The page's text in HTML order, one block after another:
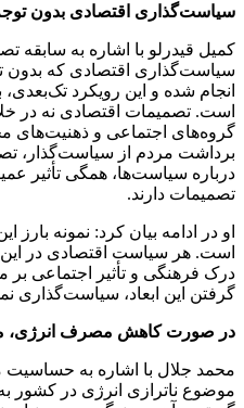
سیاست‌گذاری اقتصادی بدون توجه
کمیل قیدرلو با اشاره به
سیاست‌گذاری اقتصادی که بدون
انجام شده و این رویکرد تک‌بعدی،
است. تصمیمات اقتصادی نه در
گروه‌های اجتماعی و ذهنیت‌های
برداشت مردم از سیاست‌گذار،
درباره سیاست‌ها، همگی تأثیر
تصمیمات دارند.
او در ادامه بیان کرد: نمونه
است. هر سیاست اقتصادی در این
درک فرهنگی و تأثیر اجتماعی
گرفتن این ابعاد، سیاست‌گذاری
در صورت کاهش مصرف انرژی،
محمد جلال با اشاره به حساسیت
موضوع ناترازی انرژی در کشور